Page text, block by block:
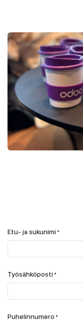
Etu- ja sukunimi *
Työsähköposti *
Puhelinnumero *